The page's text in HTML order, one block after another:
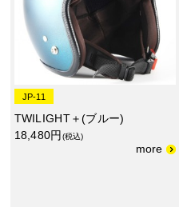
JP-11
TWILIGHT＋(ブルー)
18,480円 (税込)